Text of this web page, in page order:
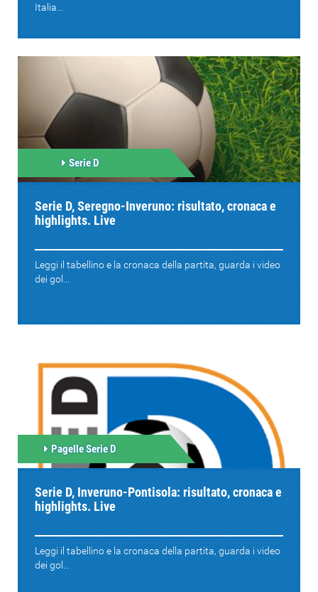
Italia...
Serie D
Serie D, Seregno-Inveruno: risultato, cronaca e
highlights. Live
Leggi il tabellino e la cronaca della partita, guarda i video
dei gol...
Pagelle Serie D
Serie D, Inveruno-Pontisola: risultato, cronaca e
highlights. Live
Leggi il tabellino e la cronaca della partita, guarda i video
dei gol...